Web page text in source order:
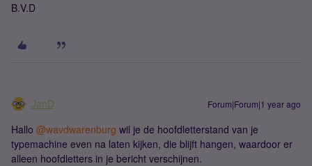
B.V.D
JanD Forum|Forum|1 year ago
Hallo @wavdwarenburg wil je de hoofdletterstand van je
typemachine even na laten kijken, die blijft hangen, waardoor er
alleen hoofdletters in je bericht verschijnen.